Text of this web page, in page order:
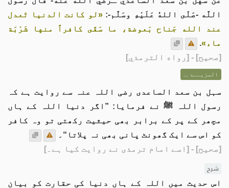
اللَّه -صَلّى اللهُ عَلَيْهِ وسَلَّم-:«لو كانت الدنيا تَعدل
عند الله جَناح بَعوضة، ما سَقَى كافراً منها شَرْبَة
ماء».
[صحيح] - [رواه الترمذي]
المزيــد ...
سہل بن سعد الساعدی رضی اللہ عنہ سے روایت ہے کہ
رسول اللہ ﷺ نے فرمایا: ”اگر دنیا اللہ کے ہاں
مچھر کے پر کے برابر بھی حیثیت رکھتی تو وہ کافر
کو اس سے ایک گھونٹ پانی بھی نہ پلاتا“۔
[صحیح] - [اسے امام ترمذی نے روایت کیا ہے۔]
شرح
اس حدیث میں اللہ کے ہاں دنیا کی حقارت کو بیان